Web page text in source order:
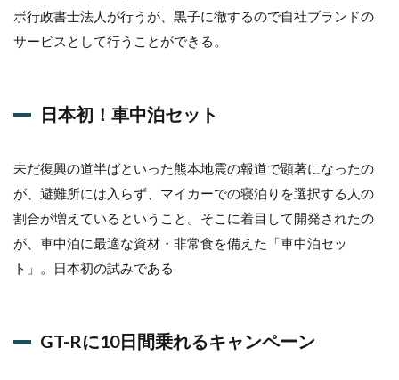
れ
る
キ
ー
優
良
中
古
車
入
ボ行政書士法人が行うが、黒子に徹するので自社ブランドの
サービスとして行うことができる。
日本初！車中泊セット
未だ復興の道半ばといった熊本地震の報道で顕著になったの
が、避難所には入らず、マイカーでの寝泊りを選択する人の
割合が増えているということ。そこに着目して開発されたの
が、車中泊に最適な資材・非常食を備えた「車中泊セッ
ト」。日本初の試みである
GT-Rに10日間乗れるキャンペーン